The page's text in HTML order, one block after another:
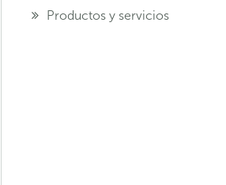
Productos y servicios